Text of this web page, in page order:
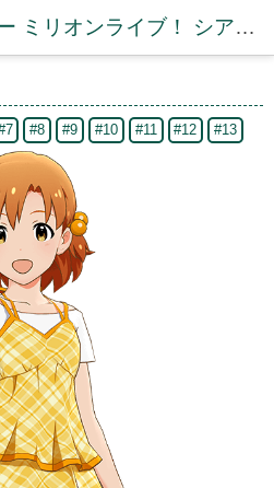
アイドルマスター ミリオンライブ！ シアターデイズDB【ミリシタDB】
#8 #9 #10 #11 #12
#13